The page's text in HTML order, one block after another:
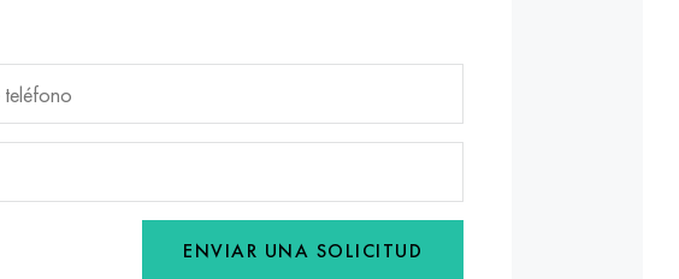
ENVIAR UNA SOLICITUD